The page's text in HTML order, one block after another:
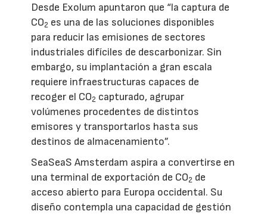
Desde Exolum apuntaron que “la captura de
CO2 es una de las soluciones disponibles
para reducir las emisiones de sectores
industriales difíciles de descarbonizar. Sin
embargo, su implantación a gran escala
requiere infraestructuras capaces de
recoger el CO2 capturado, agrupar
volúmenes procedentes de distintos
emisores y transportarlos hasta sus
destinos de almacenamiento”.
SeaSeaS Amsterdam aspira a convertirse en
una terminal de exportación de CO2 de
acceso abierto para Europa occidental. Su
diseño contempla una capacidad de gestión